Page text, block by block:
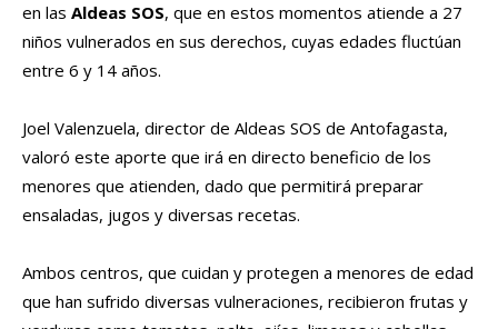
en las Aldeas SOS, que en estos momentos atiende a 27
niños vulnerados en sus derechos, cuyas edades fluctúan
entre 6 y 14 años.
Joel Valenzuela, director de Aldeas SOS de Antofagasta,
valoró este aporte que irá en directo beneficio de los
menores que atienden, dado que permitirá preparar
ensaladas, jugos y diversas recetas.
Ambos centros, que cuidan y protegen a menores de edad
que han sufrido diversas vulneraciones, recibieron frutas y